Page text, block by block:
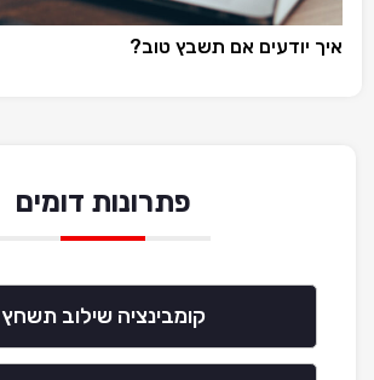
איך יודעים אם תשבץ טוב?
פתרונות דומים
קומבינציה שילוב תשחץ